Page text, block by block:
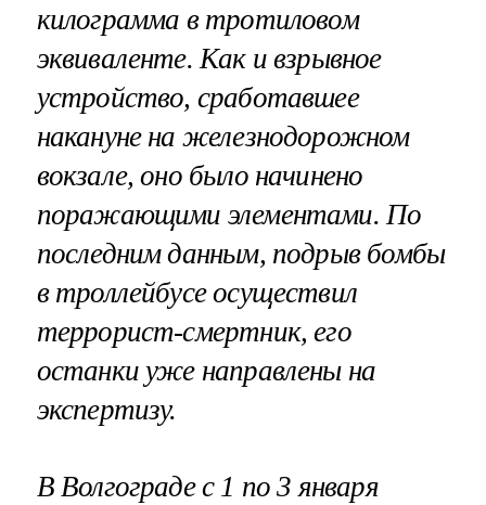
килограмма в тротиловом
эквиваленте. Как и взрывное
устройство, сработавшее
накануне на железнодорожном
вокзале, оно было начинено
поражающими элементами. По
последним данным, подрыв бомбы
в троллейбусе осуществил
террорист-смертник, его
останки уже направлены на
экспертизу.
В Волгограде с 1 по 3 января